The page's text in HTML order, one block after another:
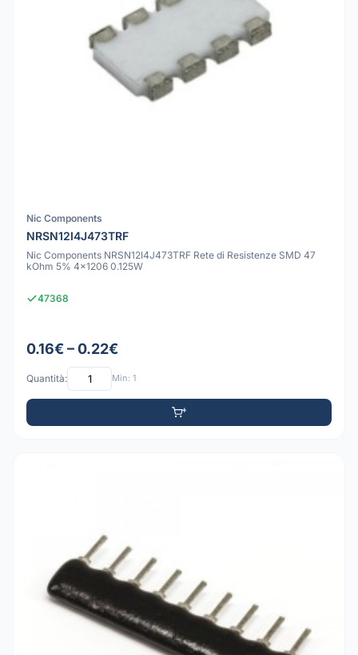
Nic Components
NRSN12I4J473TRF
Nic Components NRSN12I4J473TRF Rete di Resistenze SMD 47
kOhm 5% 4x1206 0.125W
47368
0.16€ – 0.22€
Quantità: Min: 1